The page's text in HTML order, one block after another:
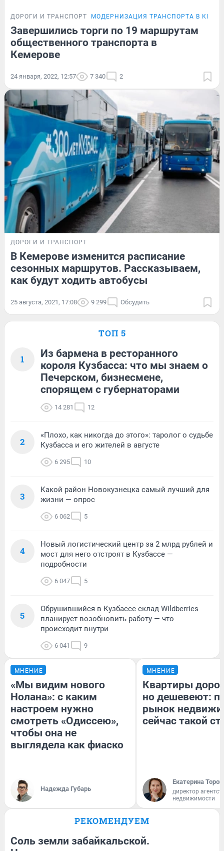
ДОРОГИ И ТРАНСПОРТ МОДЕРНИЗАЦИЯ ТРАНСПОРТА В
Завершились торги по 19 маршрутам
общественного транспорта в
Кемерове
24 января, 2022, 12:57 7 340 2
ДОРОГИ И ТРАНСПОРТ
В Кемерове изменится расписание
сезонных маршрутов. Рассказываем,
как будут ходить автобусы
25 августа, 2021, 17:08 9 299 Обсудить
ТОП 5
1
Из бармена в ресторанного
короля Кузбасса: что мы знаем о
Печерском, бизнесмене,
спорящем с губернаторами
14 281 12
2
«Плохо, как никогда до этого»: таролог о судьбе
Кузбасса и его жителей в августе
6 295 10
3
Какой район Новокузнецка самый лучший для
жизни — опрос
6 062 5
4
Новый логистический центр за 2 млрд рублей и
мост для него отстроят в Кузбассе —
подробности
6 047 5
5
Обрушившийся в Кузбассе склад Wildberries
планирует возобновить работу — что
происходит внутри
6 041 9
МНЕНИЕ
«Мы видим нового
Нолана»: с каким
настроем нужно
смотреть «Одиссею»,
чтобы она не
выглядела как фиаско
Надежда Губарь
МНЕНИЕ
Квартиры
но дешевеют:
рынок
сейчас такой
Екатерина
директор
недвижимости
РЕКОМЕНДУЕМ
Соль земли забайкальской.